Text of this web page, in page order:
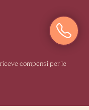
compensi per le